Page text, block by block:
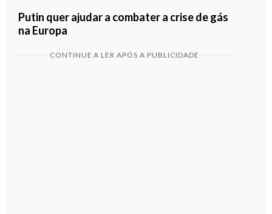
Putin quer ajudar a combater a crise de gás
na Europa
CONTINUE A LER APÓS A PUBLICIDADE